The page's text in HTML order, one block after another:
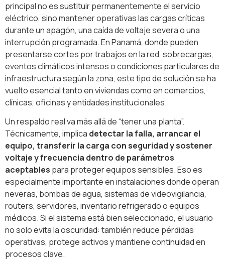
principal no es sustituir permanentemente el servicio
eléctrico, sino mantener operativas las cargas críticas
durante un apagón, una caída de voltaje severa o una
interrupción programada. En Panamá, donde pueden
presentarse cortes por trabajos en la red, sobrecargas,
eventos climáticos intensos o condiciones particulares de
infraestructura según la zona, este tipo de solución se ha
vuelto esencial tanto en viviendas como en comercios,
clínicas, oficinas y entidades institucionales.
Un respaldo real va más allá de “tener una planta”.
Técnicamente, implica detectar la falla, arrancar el
equipo, transferir la carga con seguridad y sostener
voltaje y frecuencia dentro de parámetros
aceptables para proteger equipos sensibles. Eso es
especialmente importante en instalaciones donde operan
neveras, bombas de agua, sistemas de videovigilancia,
routers, servidores, inventario refrigerado o equipos
médicos. Si el sistema está bien seleccionado, el usuario
no solo evita la oscuridad: también reduce pérdidas
operativas, protege activos y mantiene continuidad en
procesos clave.